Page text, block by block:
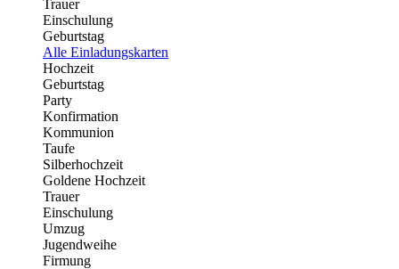
Trauer
Einschulung
Geburtstag
Alle Einladungskarten
Hochzeit
Geburtstag
Party
Konfirmation
Kommunion
Taufe
Silberhochzeit
Goldene Hochzeit
Trauer
Einschulung
Umzug
Jugendweihe
Firmung